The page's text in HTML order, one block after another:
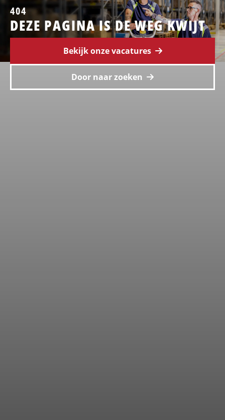
404
DEZE PAGINA IS DE WEG KWIJT
Bekijk onze vacatures
Door naar zoeken